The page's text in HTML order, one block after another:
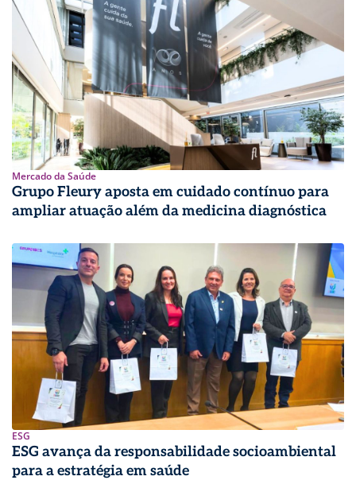
Mercado da Saúde
Grupo Fleury aposta em cuidado contínuo para
ampliar atuação além da medicina diagnóstica
ESG
ESG avança da responsabilidade socioambiental
para a estratégia em saúde